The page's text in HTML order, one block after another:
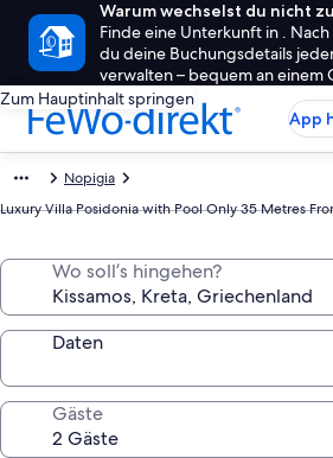
Warum wechselst du nicht
Finde eine Unterkunft in .
du deine Buchungsdetails
verwalten – bequem an einem
Zum Hauptinhalt springen
App
Nopigia
Luxury Villa Posidonia with Pool Only 35 Metres
Wo soll’s hingehen?
Daten
Gäste